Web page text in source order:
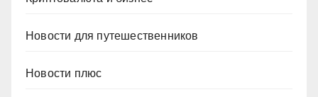
Новости для путешественников
Новости плюс